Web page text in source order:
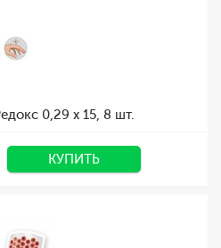
0,29 х 15, 8 шт.
КУПИТЬ